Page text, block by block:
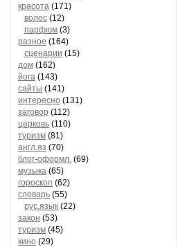
красота (171)
волос (12)
парфюм (3)
разное (164)
сценарии (15)
дом (162)
йога (143)
сайты (141)
интересно (131)
заговор (112)
церковь (110)
туризм (81)
англ.яз (70)
блог-оформл. (69)
музыка (65)
гороскоп (62)
словарь (55)
рус.язык (22)
закон (53)
туризм (45)
кино (29)